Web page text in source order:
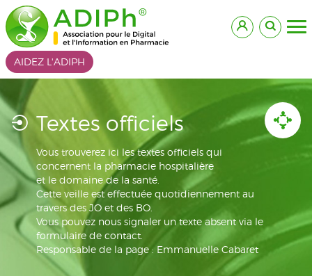
AIDEZ L'ADIPH
Textes officiels
Vous trouverez ici les textes officiels qui
concernent la pharmacie hospitalière
et le domaine de la santé.
Cette veille est effectuée quotidiennement au
travers des JO et des BO.
Vous pouvez nous signaler un texte absent via le
formulaire de contact.
Responsable de la page : Emmanuelle Cabaret